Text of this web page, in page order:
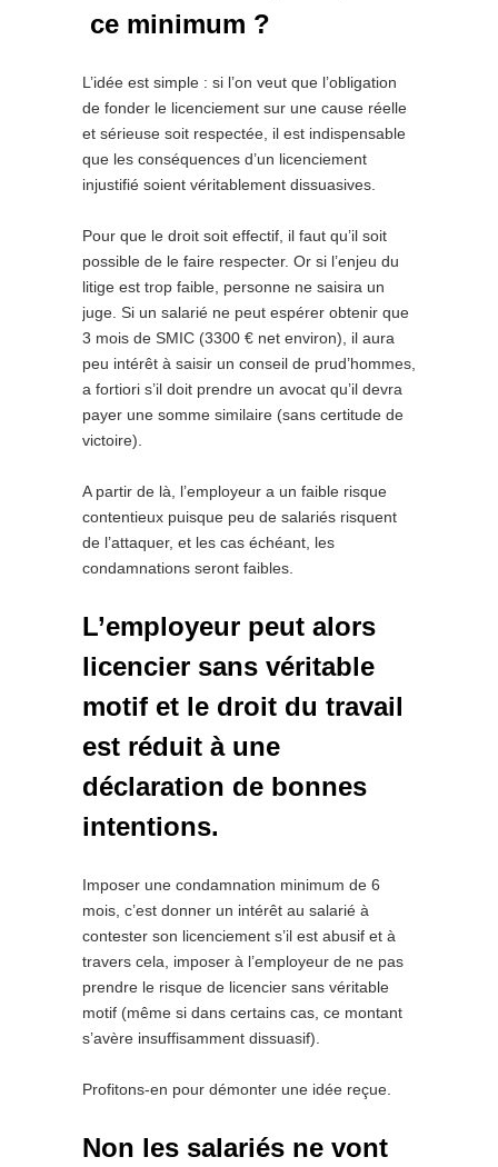
ce minimum ?
L’idée est simple : si l’on veut que l’obligation
de fonder le licenciement sur une cause réelle
et sérieuse soit respectée, il est indispensable
que les conséquences d’un licenciement
injustifié soient véritablement dissuasives.
Pour que le droit soit effectif, il faut qu’il soit
possible de le faire respecter. Or si l’enjeu du
litige est trop faible, personne ne saisira un
juge. Si un salarié ne peut espérer obtenir que
3 mois de SMIC (3300 € net environ), il aura
peu intérêt à saisir un conseil de prud’hommes,
a fortiori s’il doit prendre un avocat qu’il devra
payer une somme similaire (sans certitude de
victoire).
A partir de là, l’employeur a un faible risque
contentieux puisque peu de salariés risquent
de l’attaquer, et les cas échéant, les
condamnations seront faibles.
L’employeur peut alors
licencier sans véritable
motif et le droit du travail
est réduit à une
déclaration de bonnes
intentions.
Imposer une condamnation minimum de 6
mois, c’est donner un intérêt au salarié à
contester son licenciement s’il est abusif et à
travers cela, imposer à l’employeur de ne pas
prendre le risque de licencier sans véritable
motif (même si dans certains cas, ce montant
s’avère insuffisamment dissuasif).
Profitons-en pour démonter une idée reçue.
Non les salariés ne vont